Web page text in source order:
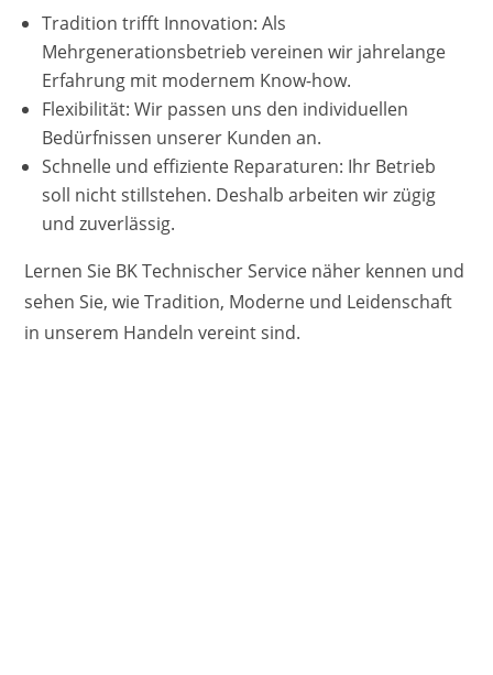
Tradition trifft Innovation: Als
Mehrgenerationsbetrieb vereinen wir jahrelange
Erfahrung mit modernem Know-how.
Flexibilität: Wir passen uns den individuellen
Bedürfnissen unserer Kunden an.
Schnelle und effiziente Reparaturen: Ihr Betrieb
soll nicht stillstehen. Deshalb arbeiten wir zügig
und zuverlässig.
Lernen Sie BK Technischer Service näher kennen und
sehen Sie, wie Tradition, Moderne und Leidenschaft
in unserem Handeln vereint sind.